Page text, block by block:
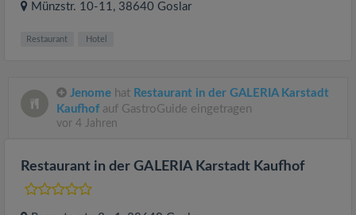
Münzstr. 10-11, 38640 Goslar
Restaurant Hotel
Jenome hat Restaurant in der GALERIA Karstadt
Kaufhof auf GastroGuide eingetragen
vor 4 Jahren
Restaurant in der GALERIA Karstadt Kaufhof